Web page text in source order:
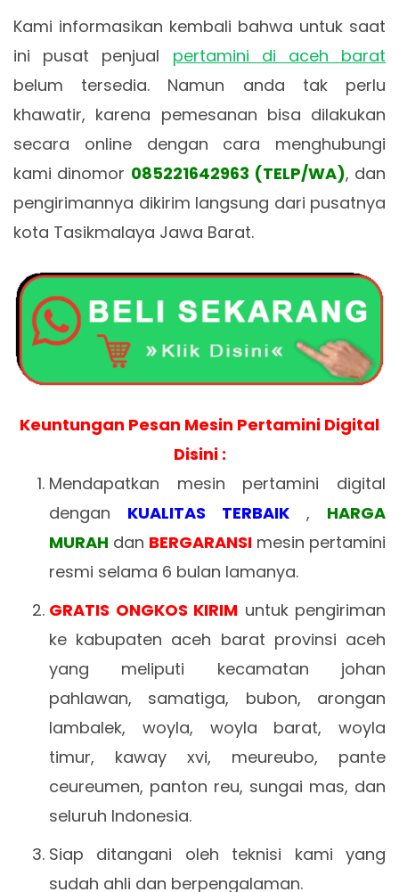
Kami informasikan kembali bahwa untuk saat
ini pusat penjual pertamini di aceh barat
belum tersedia. Namun anda tak perlu
khawatir, karena pemesanan bisa dilakukan
secara online dengan cara menghubungi
kami dinomor 085221642963 (TELP/WA), dan
pengirimannya dikirim langsung dari pusatnya
kota Tasikmalaya Jawa Barat.
Keuntungan Pesan Mesin Pertamini Digital
Disini :
Mendapatkan mesin pertamini digital
dengan KUALITAS TERBAIK , HARGA
MURAH dan BERGARANSI mesin pertamini
resmi selama 6 bulan lamanya.
GRATIS ONGKOS KIRIM untuk pengiriman
ke kabupaten aceh barat provinsi aceh
yang meliputi kecamatan johan
pahlawan, samatiga, bubon, arongan
lambalek, woyla, woyla barat, woyla
timur, kaway xvi, meureubo, pante
ceureumen, panton reu, sungai mas, dan
seluruh Indonesia.
Siap ditangani oleh teknisi kami yang
sudah ahli dan berpengalaman.